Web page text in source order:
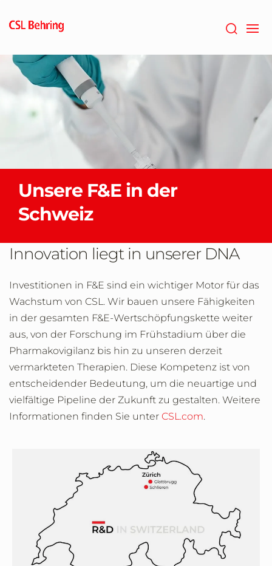
Hauptinhalt
springen
Unsere F&E in der
Schweiz
Innovation liegt in unserer DNA
Investitionen in F&E sind ein wichtiger Motor für das
Wachstum von CSL. Wir bauen unsere Fähigkeiten
in der gesamten F&E-Wertschöpfungskette weiter
aus, von der Forschung im Frühstadium über die
Pharmakovigilanz bis hin zu unseren derzeit
vermarkteten Therapien. Diese Kompetenz ist von
entscheidender Bedeutung, um die neuartige und
vielfältige Pipeline der Zukunft zu gestalten. Weitere
Informationen finden Sie unter CSL.com.